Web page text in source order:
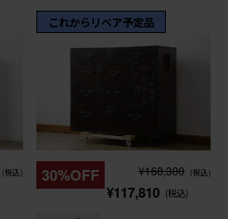
(税込)
これからリペア予定品
30%OFF ¥168,300 (税込)
¥117,810 (税込)